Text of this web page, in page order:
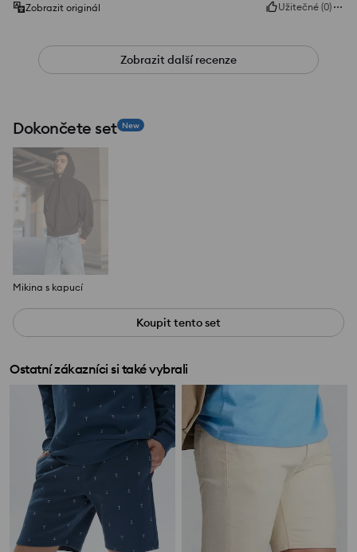
Zobrazit originál
Užitečné (0)
Zobrazit další recenze
Dokončete set New
Mikina s kapucí
Koupit tento set
Ostatní zákazníci si také vybrali